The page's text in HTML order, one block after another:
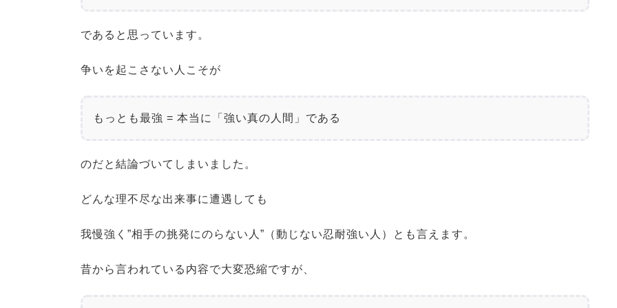
であると思っています。
争いを起こさない人こそが
もっとも最強 = 本当に「強い真の人間」である
のだと結論づいてしまいました。
どんな理不尽な出来事に遭遇しても
我慢強く”相手の挑発にのらない人”（動じない忍耐強い人）とも言えます。
昔から言われている内容で大変恐縮ですが、